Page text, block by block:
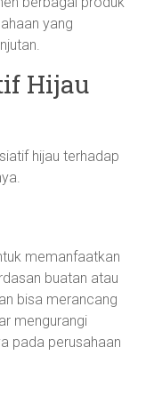
yang
Hijau
hijau terhadap
memanfaatkan
buatan atau
bisa merancang
mengurangi
pada perusahaan